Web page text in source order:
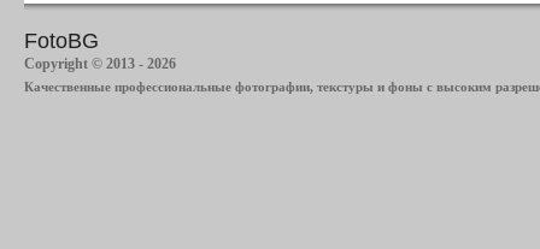
FotoBG
Copyright © 2013 - 2026
Качественные профессиональные фотографии, текстуры и фоны с высоким